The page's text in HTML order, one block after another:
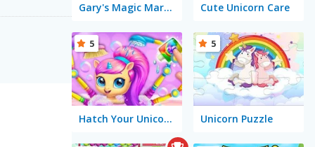
Gary's Magic Marbles Cute Unicorn Care
Hatch Your Unicorn Idol
5
Unicorn Puzzle
5